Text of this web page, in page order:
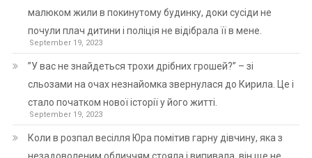
малюком жили в покинутому будинку, доки сусіди не
почули плач дитини і поліція не відібрала її в мене.
September 19, 2023
”У вас не знайдеться трохи дрібних грошей?” – зі
сльозами на очах незнайомка звернулася до Кирила. Це і
стало початком нової історії у його житті.
September 19, 2023
Коли в розпал весілля Юра помітив гарну дівчину, яка з